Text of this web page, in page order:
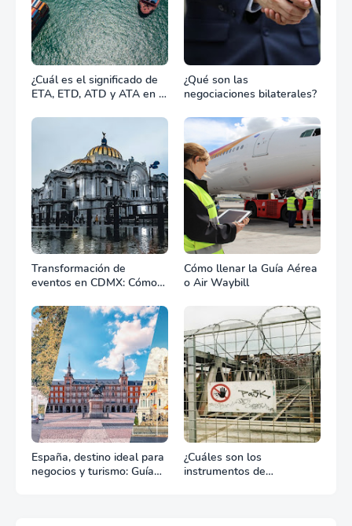
¿Cuál es el significado de
ETA, ETD, ATD y ATA en el
¿Qué son las
negociaciones bilaterales?
Transformación de
eventos en CDMX: Cómo
equipos define el éxito de
tu celebración
Cómo llenar la Guía Aérea
o Air Waybill
España, destino ideal para
negocios y turismo: Guía
¿Cuáles son los
instrumentos de